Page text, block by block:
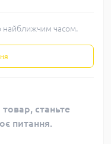
найближчим часом.
станьте
питання.